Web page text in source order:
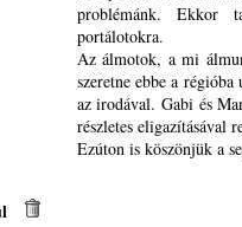
problémánk. Ekkor
portálotokra.
Az álmotok, a mi
szeretne ebbe a
az irodával. Gabi és
részletes eligazításával
Ezúton is köszönjük a